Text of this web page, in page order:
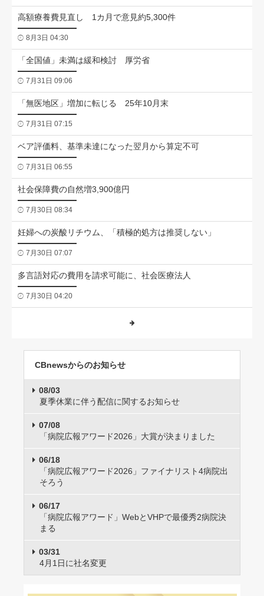
高額療養費見直し 1カ月で意見約5,300件
8月3日 04:30
「全国値」未満は緩和検討 厚労省
7月31日 09:06
「無医地区」増加に転じる 25年10月末
7月31日 07:15
ベア評価料、基準未達になった翌月から算定不可
7月31日 06:55
社会保障費の自然増3,900億円
7月30日 08:34
妊婦への炭酸リチウム、「積極的処方は推奨しない」
7月30日 07:07
多言語対応の費用を請求可能に、社会医療法人
7月30日 04:20
CBnewsからのお知らせ
08/03
夏季休業に伴う配信に関するお知らせ
07/08
「病院広報アワード2026」大賞が決まりました
06/18
「病院広報アワード2026」ファイナリスト4病院出
そろう
06/17
「病院広報アワード」WebとVHPで最優秀2病院決
まる
03/31
4月1日に社名変更